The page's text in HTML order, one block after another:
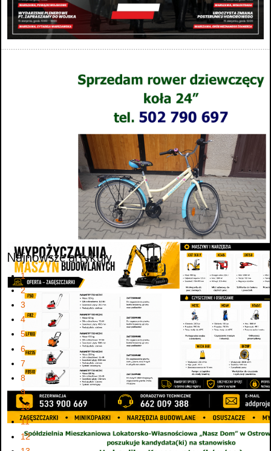
Najnowsze artykuły
1
2
3
4
5
6
7
8
9
10
11
12